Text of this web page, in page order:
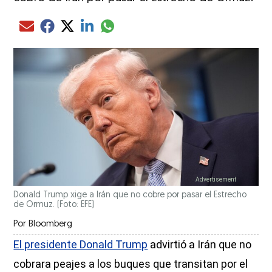
Compartir el artículo actual mediante Email
Compartir el artículo actual mediante Facebook
Compartir el artículo actual mediante Twitter
Compartir el artículo actual mediante LinkedIn
Compartir el artículo actual mediante
Donald Trump xige a Irán que no cobre por pasar el Estrecho
de Ormuz. (Foto: EFE)
Por Bloomberg
El presidente Donald Trump advirtió a Irán que no
cobrara peajes a los buques que transitan por el